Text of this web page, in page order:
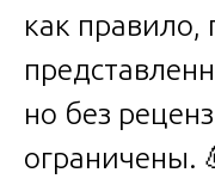
как правило,
но без
ограничены.